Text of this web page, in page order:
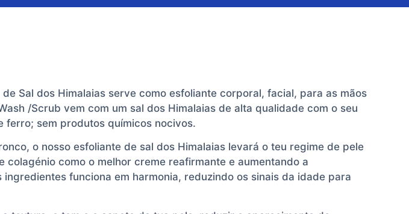
Sal dos Himalaias serve como esfoliante corporal, facial, para as mãos
/Scrub vem com um sal dos Himalaias de alta qualidade com o seu
ferro; sem produtos químicos nocivos.
o nosso esfoliante de sal dos Himalaias levará o teu regime de pele
como o melhor creme reafirmante e aumentando a
funciona em harmonia, reduzindo os sinais da idade para